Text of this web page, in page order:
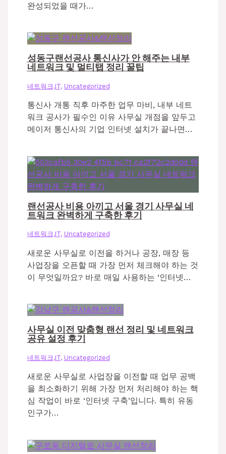
완성되었을 때가…
성동구랜선공사 통신사가 안 해주는 내부
네트워크 및 멀티탭 정리 꿀팁
네트워크,IT, Uncategorized
통신사 개통 직후 마주한 업무 마비, 내부 네트
워크 공사가 필수인 이유 사무실 개점을 앞두고
메이저 통신사의 기업 인터넷 설치가 끝나면…
랜선공사 비용 아끼고 서울 경기 사무실 네
트워크 완벽하게 구축한 후기
네트워크,IT, Uncategorized
새로운 사무실로 이전을 하거나 공장, 매장 등
사업장을 오픈할 때 가장 먼저 체크해야 하는 것
이 무엇일까요? 바로 매일 사용하는 ‘인터넷…
사무실 이전 맞춤형 랜선 정리 및 네트워크
공유 설정 후기
네트워크,IT, Uncategorized
새로운 사무실로 사업장을 이전할 때 업무 공백
을 최소화하기 위해 가장 먼저 처리해야 하는 핵
심 작업이 바로 ‘인터넷 구축’입니다. 특히 유동
인구가…